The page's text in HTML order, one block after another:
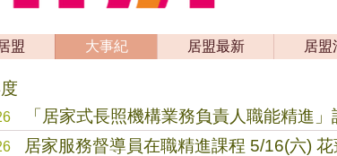
盟 大事紀 居盟最新 居盟
「居家式長照機構業務負責人職能精進
居家服務督導員在職精進課程 5/16(六) 花